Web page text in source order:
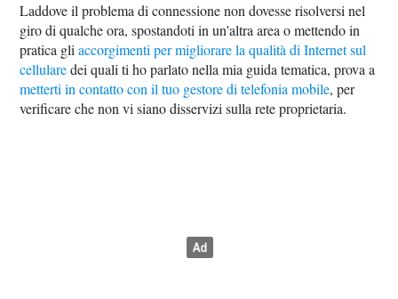
Laddove il problema di connessione non dovesse risolversi nel
giro di qualche ora, spostandoti in un'altra area o mettendo in
pratica gliaccorgimenti per migliorare la qualità di Internet sul
cellularedei quali ti ho parlato nella mia guida tematica, prova a
metterti in contatto con il tuo gestore di telefonia mobile, per
verificare che non vi siano disservizi sulla rete proprietaria.